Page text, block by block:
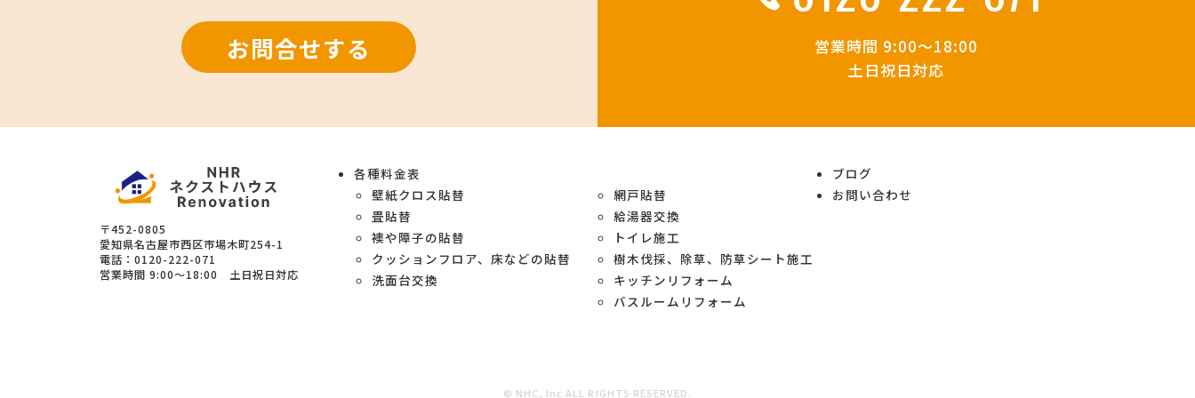
お問合せする
営業時間 9:00～18:00
土日祝日対応
各種料金表
壁紙クロス貼替
畳貼替
襖や障子の貼替
クッションフロア、床などの貼替
洗面台交換
網戸貼替
給湯器交換
トイレ施工
樹木伐採、除草、防草シート施工
キッチンリフォーム
バスルームリフォーム
ブログ
お問い合わせ
〒452-0805
愛知県名古屋市西区市場木町254-1
電話：0120-222-071
営業時間9:00～18:00 土日祝日対応
© NHC, Inc ALL RIGHTS RESERVED.